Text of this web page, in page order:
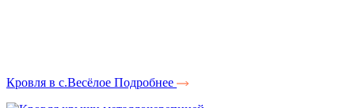
Кровля в с.Весёлое Подробнее